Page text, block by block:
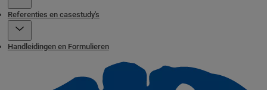
Referenties en casestudy's
Handleidingen en Formulieren